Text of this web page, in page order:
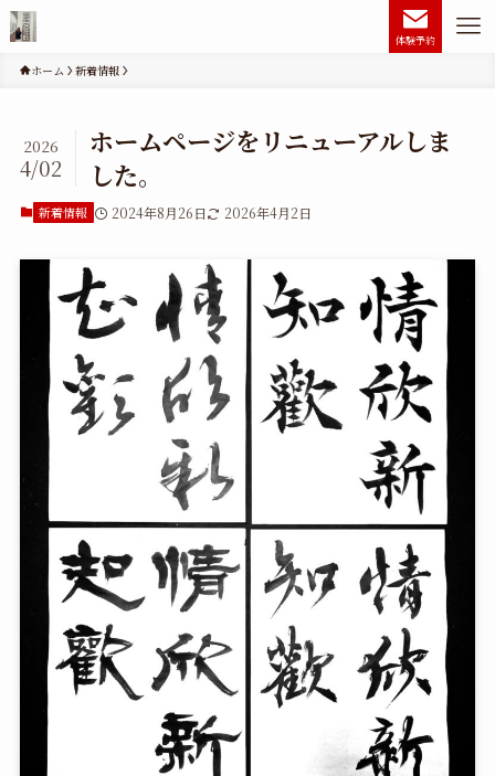
体験予約
ホーム 新着情報
ホームページをリニューアルしま
した。
2026
4/02
新着情報 2024年8月26日 2026年4月2日